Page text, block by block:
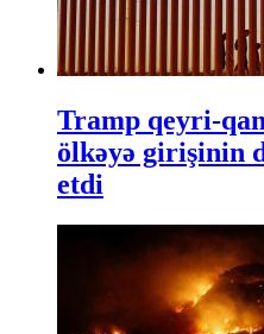
Tramp qeyri-
ölkəyə girişinin
etdi